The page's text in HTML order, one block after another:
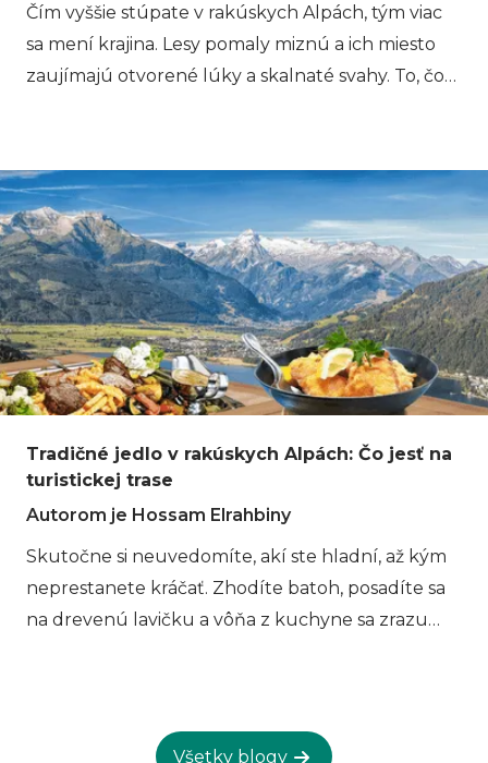
Čím vyššie stúpate v rakúskych Alpách, tým viac
sa mení krajina. Lesy pomaly miznú a ich miesto
zaujímajú otvorené lúky a skalnaté svahy. To, čo
sú domovom rastlín a zvierat, ktoré sa prispôsobili
strmému terénu a dlhým zimám. Od divokej zveri
pohybujúcej sa po vysokých útesoch až po kvety
kvitnúce počas krátkeho leta, príroda tu
nasleduje svoj vlastný rytmus. Ak chcete sami
zažiť túto zmenu z údolných lesov na alpský
terén, Turistika od chaty k chate v Rakúsku vám
umožní preskúmať to krok za krokom.
Tradičné jedlo v rakúskych Alpách: Čo jesť na
turistickej trase
Autorom je Hossam Elrahbiny
Skutočne si neuvedomíte, akí ste hladní, až kým
neprestanete kráčať. Zhodíte batoh, posadíte sa
na drevenú lavičku a vôňa z kuchyne sa zrazu
turistiky v Rakúsku je dobré si posedieť. Chôdza
Všetky blogy